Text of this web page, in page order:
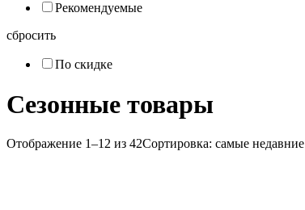
Рекомендуемые
сбросить
По скидке
Сезонные товары
Отображение 1–12 из 42Сортировка: самые недавние